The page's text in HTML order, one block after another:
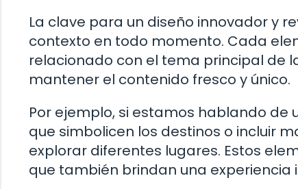
La clave para un diseño innovador y
contexto en todo momento. Cada
relacionado con el tema principal de
mantener el contenido fresco y único.
Por ejemplo, si estamos hablando de
que simbolicen los destinos o incluir
explorar diferentes lugares. Estos
que también brindan una experiencia